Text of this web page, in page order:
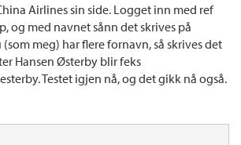
Airlines sin side. Logget inn med ref
og med navnet sånn det skrives på
meg) har flere fornavn, så skrives det
Hansen Østerby blir feks
Testet igjen nå, og det gikk nå også.